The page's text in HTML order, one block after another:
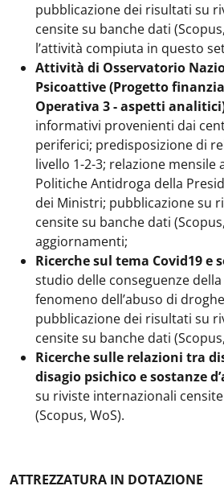
pubblicazione dei risultati su
censite su banche dati
l’attività compiuta in questo
Attività di Osservatorio
Psicoattive (Progetto
Operativa 3 - aspetti
informativi provenienti dai
periferici; predisposizione di
livello 1-2-3; relazione mensile
Politiche Antidroga della
dei Ministri; pubblicazione su
censite su banche dati
aggiornamenti;
Ricerche sul tema Covid19 e
studio delle conseguenze
fenomeno dell’abuso di
pubblicazione dei risultati su
censite su banche dati
Ricerche sulle relazioni tra
disagio psichico e sostanze
su riviste internazionali
(Scopus, WoS).
ATTREZZATURA IN DOTAZIONE